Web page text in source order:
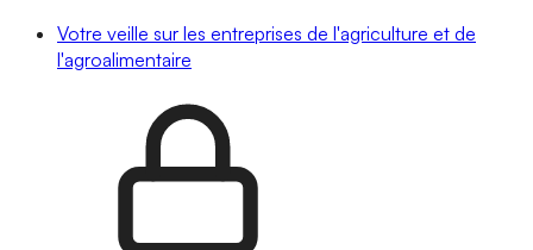
Votre veille sur les entreprises de l'agriculture et de
l'agroalimentaire